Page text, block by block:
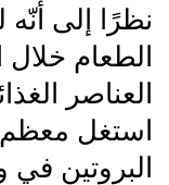
نظرًا إلى أنّه
الطعام
العناصر
استغل معظم
البروتين